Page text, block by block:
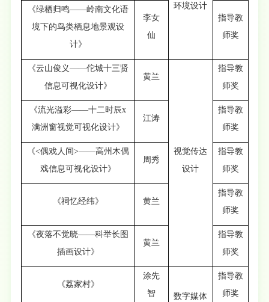
环境设计
《绿栖归鸣——岭南文化语
境下的鸟类栖息地景观设
计》
李女
仙
指导教
师奖
《云山俊义——佗城十三贤
信息可视化设计》
黄兰
视觉传达
设计
指导教
师奖
《流光溢彩——十二时辰x
满洲窗视觉可视化设计》
江涛
指导教
师奖
《<偶戏人间>——高州木偶
戏信息可视化设计》
周秀
指导教
师奖
《祠忆经纬》 黄兰
指导教
师奖
《夜落不觉晓——科举长图
插画设计》
黄兰
指导教
师奖
《荔家村》
涂先
智
数字媒体
指导教
师奖